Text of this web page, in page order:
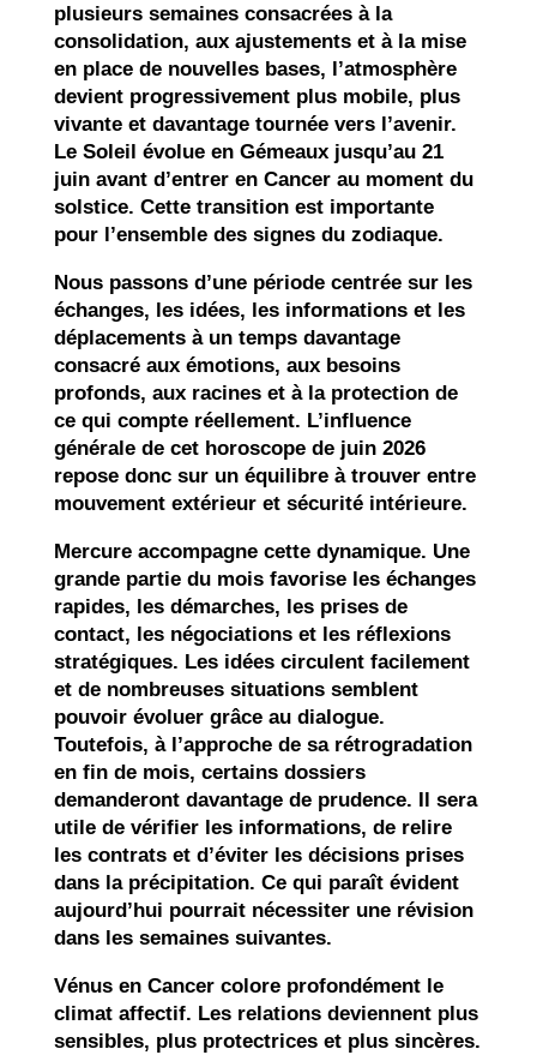
plusieurs semaines consacrées à la
consolidation, aux ajustements et à la mise
en place de nouvelles bases, l’atmosphère
devient progressivement plus mobile, plus
vivante et davantage tournée vers l’avenir.
Le Soleil évolue en Gémeaux jusqu’au 21
juin avant d’entrer en Cancer au moment du
solstice. Cette transition est importante
pour l’ensemble des signes du zodiaque.
Nous passons d’une période centrée sur les
échanges, les idées, les informations et les
déplacements à un temps davantage
consacré aux émotions, aux besoins
profonds, aux racines et à la protection de
ce qui compte réellement. L’influence
générale de cet horoscope de juin 2026
repose donc sur un équilibre à trouver entre
mouvement extérieur et sécurité intérieure.
Mercure accompagne cette dynamique. Une
grande partie du mois favorise les échanges
rapides, les démarches, les prises de
contact, les négociations et les réflexions
stratégiques. Les idées circulent facilement
et de nombreuses situations semblent
pouvoir évoluer grâce au dialogue.
Toutefois, à l’approche de sa rétrogradation
en fin de mois, certains dossiers
demanderont davantage de prudence. Il sera
utile de vérifier les informations, de relire
les contrats et d’éviter les décisions prises
dans la précipitation. Ce qui paraît évident
aujourd’hui pourrait nécessiter une révision
dans les semaines suivantes.
Vénus en Cancer colore profondément le
climat affectif. Les relations deviennent plus
sensibles, plus protectrices et plus sincères.